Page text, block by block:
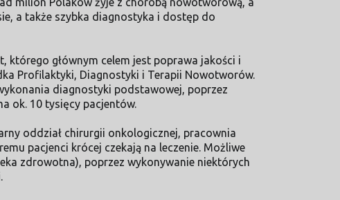
a także szybka diagnostyka i dostęp do
którego głównym celem jest poprawa jakości i
Profilaktyki, Diagnostyki i Terapii Nowotworów.
diagnostyki podstawowej, poprzez
ok. 10 tysięcy pacjentów.
oddział chirurgii onkologicznej, pracownia
pacjenci krócej czekają na leczenie. Możliwe
zdrowotna), poprzez wykonywanie niektórych